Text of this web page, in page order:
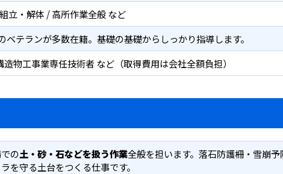
立・解体 / 高所作業全般 など
ベテランが多数在籍。基礎の基礎からしっかり指導します。
物工事業専任技術者 など（取得費用は会社全額負担）
の土・砂・石などを扱う作業全般を担います。落石防護柵・雪崩
を守る土台をつくる仕事です。